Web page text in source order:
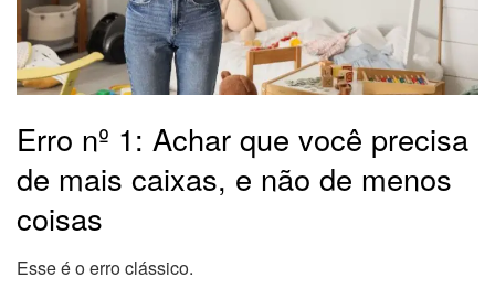
Erro nº 1: Achar que você precisa
de mais caixas, e não de menos
coisas
Esse é o erro clássico.